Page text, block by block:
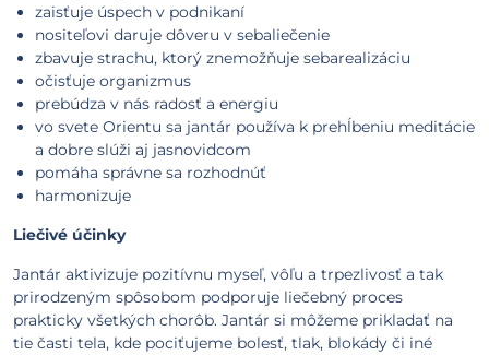
zaisťuje úspech v podnikaní
nositeľovi daruje dôveru v sebaliečenie
zbavuje strachu, ktorý znemožňuje sebarealizáciu
očisťuje organizmus
prebúdza v nás radosť a energiu
vo svete Orientu sa jantár používa k prehĺbeniu meditácie
a dobre slúži aj jasnovidcom
pomáha správne sa rozhodnúť
harmonizuje
Liečivé účinky
Jantár aktivizuje pozitívnu myseľ, vôľu a trpezlivosť a tak
prirodzeným spôsobom podporuje liečebný proces
prakticky všetkých chorôb. Jantár si môžeme prikladať na
tie časti tela, kde pociťujeme bolesť, tlak, blokády či iné